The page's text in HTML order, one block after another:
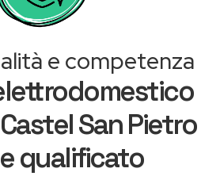
e competenza
San Pietro
qualificato